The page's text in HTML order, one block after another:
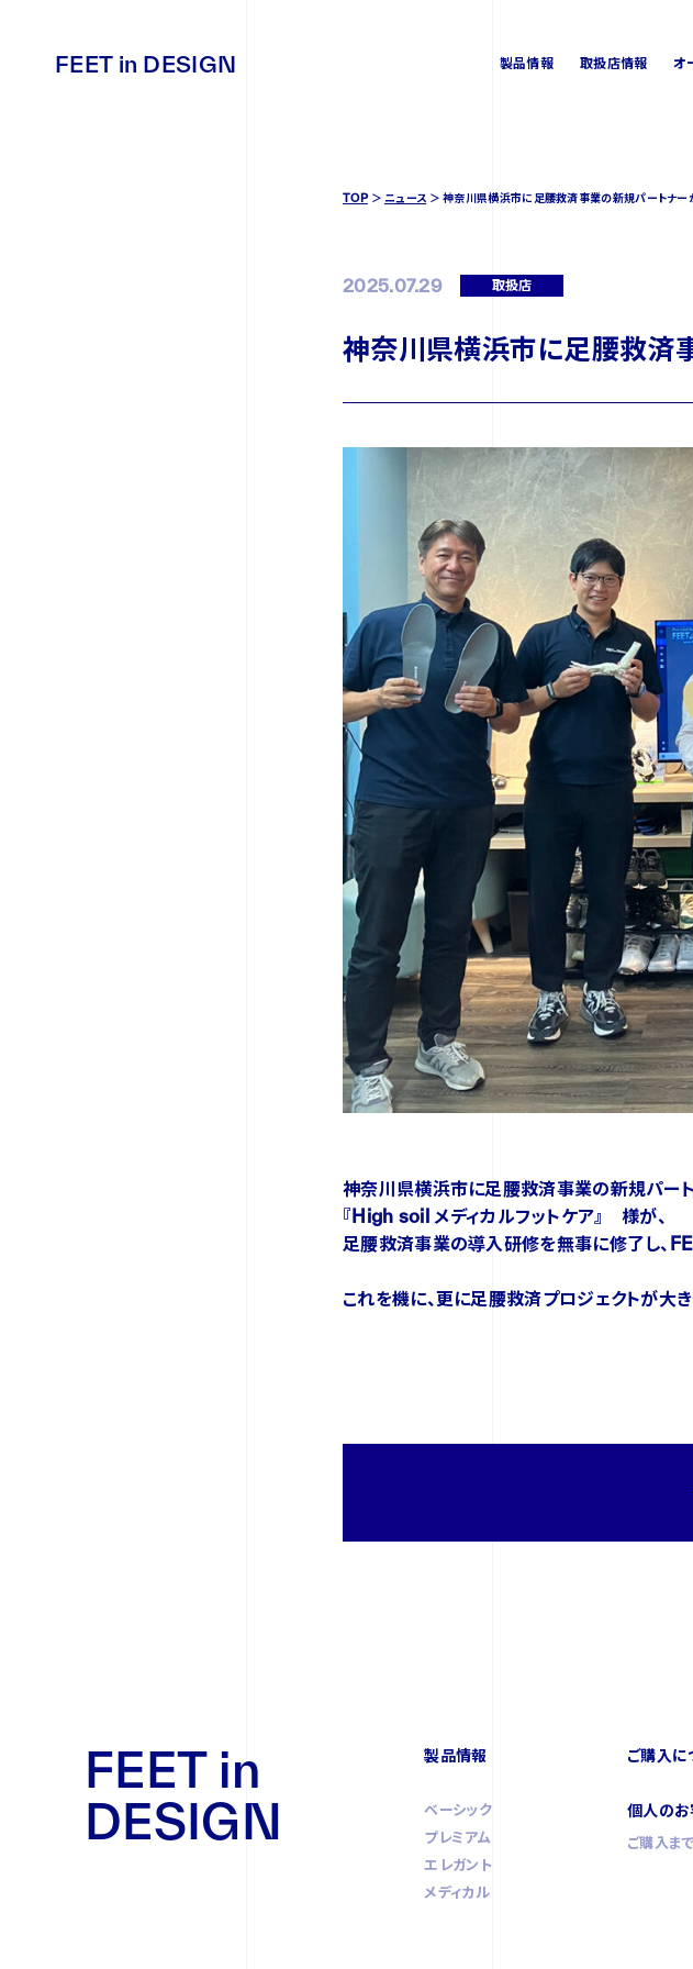
FEET in DESIGN 製品情報 取扱店情報 オ
TOP ニュース 神奈川県横浜市に足腰救済事業の新規パートナー
2025.07.29 取扱店
神奈川県横浜市に足腰救済
神奈川県横浜市に足腰救済事業の新規パート
『High soil メディカルフットケア』 様が、
足腰救済事業の導入研修を無事に修了し、
これを機に、更に足腰救済プロジェクトが大
FEET in
DESIGN
製品情報
ベーシック
プレミアム
エレガント
メディカル
ご購入に
個人の
ご購入ま